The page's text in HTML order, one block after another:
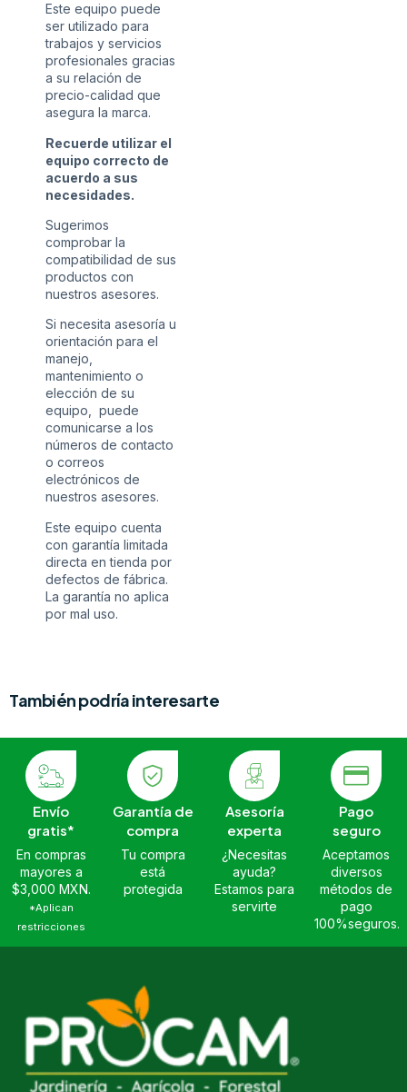
Este equipo puede
ser utilizado para
trabajos y servicios
profesionales gracias
a su relación de
precio-calidad que
asegura la marca.
Recuerde utilizar el
equipo correcto de
acuerdo a sus
necesidades.
Sugerimos
comprobar la
compatibilidad de sus
productos con
nuestros asesores.
Si necesita asesoría u
orientación para el
manejo,
mantenimiento o
elección de su
equipo, puede
comunicarse a los
números de contacto
o correos
electrónicos de
nuestros asesores.
Este equipo cuenta
con garantía limitada
directa en tienda por
defectos de fábrica.
La garantía no aplica
por mal uso.
También podría interesarte
Envío
gratis*
En compras
mayores a
$3,000 MXN.
*Aplican
restricciones
Garantía de
compra
Tu compra
está
protegida
Asesoría
experta
¿Necesitas
ayuda?
Estamos para
servirte
Pago
seguro
Aceptamos
diversos
métodos de
pago
100%seguros.